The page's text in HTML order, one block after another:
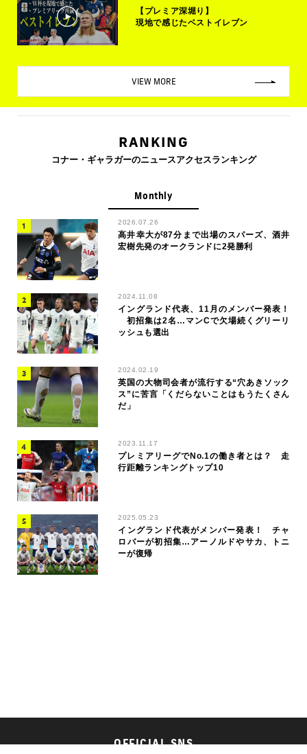
【プレミア深堀り】
現地で感じたベストイレブン
VIEW MORE
RANKING
コナー・ギャラガーのニュースアクセスランキング
Monthly
2026.07.26
高井幸大が87分まで出場のスパーズ、酒井
宏樹先発のオークランドに2発勝利
2024.11.08
イングランド代表、11月のメンバー発表！
初招集は2名…マンCで欠場続くグリーリ
ッシュも選出
2024.02.19
英国の大物司会者が流行する“穴あきソック
ス”に苦言「くだらないことはもうたくさん
だ」
2023.11.17
プレミアリーグでNo.1の働き者とは？ 走
行距離ランキングトップ10
2025.05.23
イングランド代表がメンバー発表！ チャ
ロバーが初招集…アーノルドやサカ、トニ
ーが復帰
OFFICIAL SNS